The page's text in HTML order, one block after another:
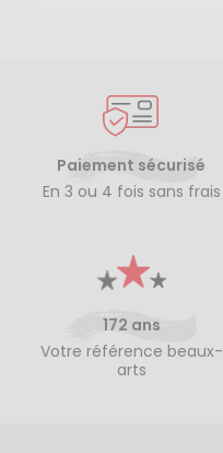
Paiement sécurisé
En 3 ou 4 fois sans frais
172 ans
Votre référence beaux-
arts